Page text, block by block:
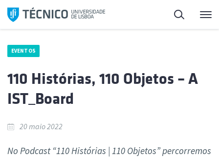
Saltar
para
Pesquisa
EVENTOS
110 Histórias, 110 Objetos – A
IST_Board
20 maio 2022
No Podcast “110 Histórias | 110 Objetos” percorremos